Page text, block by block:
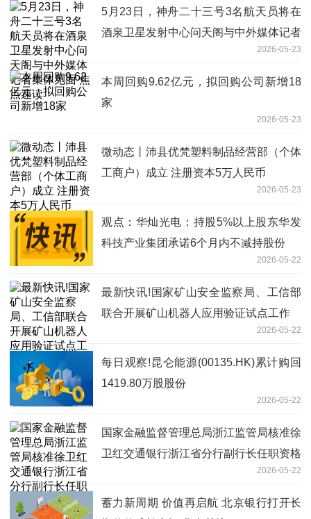
5月23日，神舟二十三号3名航天员将在
酒泉卫星发射中心问天阁与中外媒体记者
2026-05-23
本周回购9.62亿元，拟回购公司新增18
家
2026-05-23
微动态丨沛县优梵塑料制品经营部（个体
工商户）成立 注册资本5万人民币
2026-05-23
观点：华灿光电：持股5%以上股东华发
科技产业集团承诺6个月内不减持股份
2026-05-22
最新快讯!国家矿山安全监察局、工信部
联合开展矿山机器人应用验证试点工作
2026-05-22
每日观察!昆仑能源(00135.HK)累计购回
1419.80万股股份
2026-05-22
国家金融监督管理总局浙江监管局核准徐
卫红交通银行浙江省分行副行长任职资格
2026-05-22
蓄力新周期 价值再启航 北京银行打开长